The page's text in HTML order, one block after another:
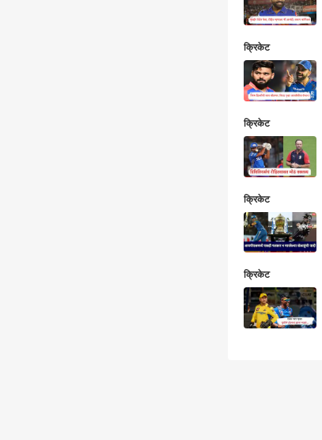
क्रिकेट
क्रिकेट
क्रिकेट
क्रिकेट